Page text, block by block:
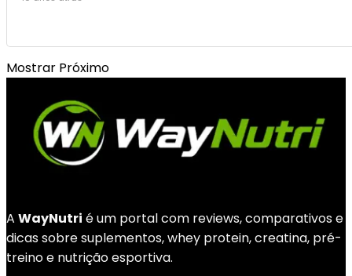
Mostrar Próximo
A WayNutri é um portal com reviews, comparativos e
dicas sobre suplementos, whey protein, creatina, pré-
treino e nutrição esportiva.